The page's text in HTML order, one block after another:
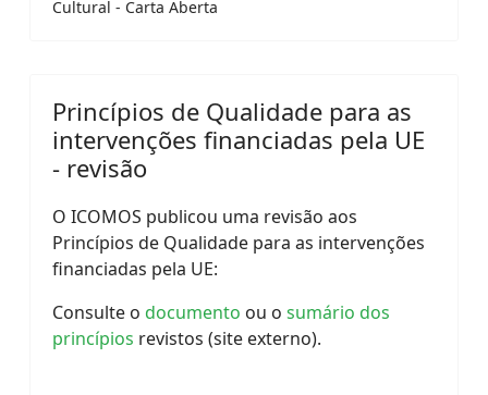
Cultural - Carta Aberta
Princípios de Qualidade para as
intervenções financiadas pela UE
- revisão
O ICOMOS publicou uma revisão aos
Princípios de Qualidade para as intervenções
financiadas pela UE:
Consulte o documento ou o sumário dos
princípios revistos (site externo).